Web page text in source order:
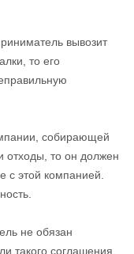
вывозит
то его
собирающей
отходы, то он должен
с этой компанией.
не обязан
такого соглашения